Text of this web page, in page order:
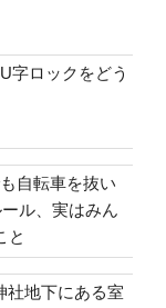
字ロックをどう
自転車を抜い
ル、実はみん
と
社地下にある室